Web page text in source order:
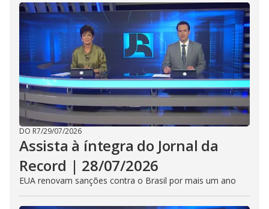
DO R7/29/07/2026
Assista à íntegra do Jornal da
Record | 28/07/2026
EUA renovam sanções contra o Brasil por mais um ano